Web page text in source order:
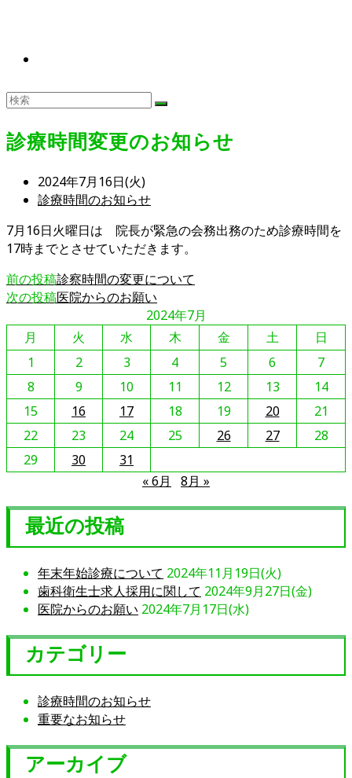
診療時間変更のお知らせ
投
稿
開
日:
2024年7月16日(火)
投
カ
テ
ゴ
リ
ー:
診療時間のお知らせ
7月16日火曜日は 院長が緊急の会務出務のため診療時間を
17時までとさせていただきます。
そ
の
他
の
を
読
む
前の投稿診察時間の変更について
次の投稿医院からのお願い
2024年7月
月
火 水 木 金 土
日
1
2 3 4 5 6
7
8
9 10 11 12 13
14
15
16 17 18 19 20
21
22
23 24 25 26 27
28
29
30
31
« 6月
8月 »
最近の投稿
年末年始診療について 2024年11月19日(火)
歯科衛生士求人採用に関して 2024年9月27日(金)
医院からのお願い 2024年7月17日(水)
カテゴリー
診療時間のお知らせ
重要なお知らせ
アーカイブ